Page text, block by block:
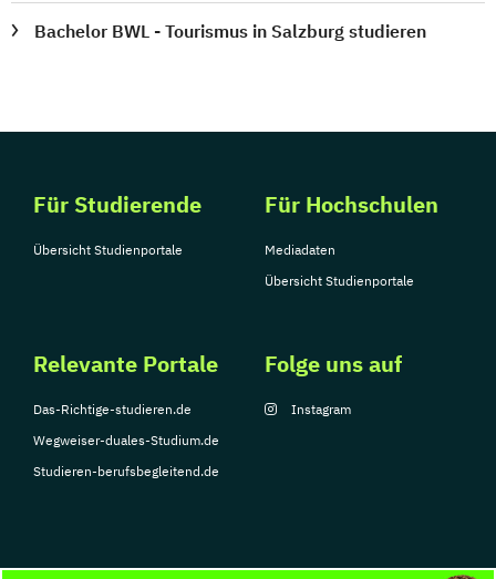
Bachelor BWL - Tourismus in Salzburg studieren
Für Studierende
Übersicht Studienportale
Für Hochschulen
Mediadaten
Übersicht Studienportale
Relevante Portale
Das-Richtige-studieren.de
Wegweiser-duales-Studium.de
Studieren-berufsbegleitend.de
Folge uns auf
Instagram